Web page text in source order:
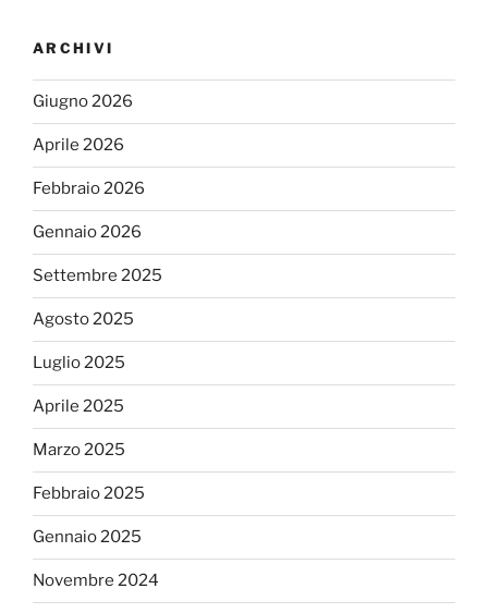
ARCHIVI
Giugno 2026
Aprile 2026
Febbraio 2026
Gennaio 2026
Settembre 2025
Agosto 2025
Luglio 2025
Aprile 2025
Marzo 2025
Febbraio 2025
Gennaio 2025
Novembre 2024